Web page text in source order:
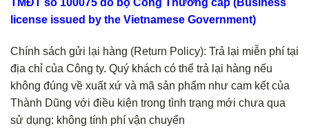
TMĐT số 100075 do bộ Công Thương cấp (Business
license issued by the Vietnamese Government)
Chính sách gửi lại hàng (Return Policy): Trả lại miễn phí tại
địa chỉ của Công ty. Quý khách có thể trả lại hàng nếu
không đúng về xuất xứ và mã sản phẩm như cam kết của
Thành Dũng với điều kiện trong tình trạng mới chưa qua
sử dụng: không tính phí vận chuyển